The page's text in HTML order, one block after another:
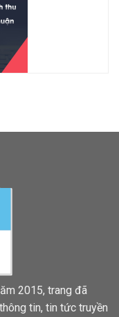
2015, trang đã
tin, tin tức truyền